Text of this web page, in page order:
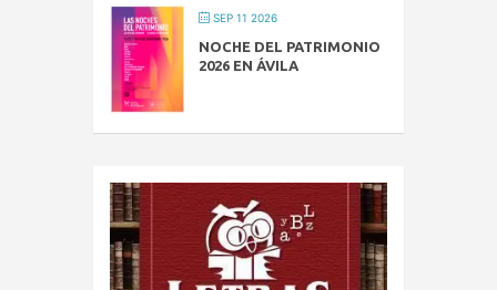
SEP 11 2026
NOCHE DEL PATRIMONIO
2026 EN ÁVILA